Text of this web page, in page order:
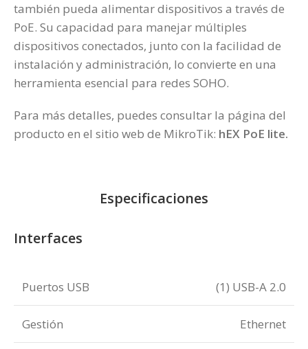
también pueda alimentar dispositivos a través de
PoE. Su capacidad para manejar múltiples
dispositivos conectados, junto con la facilidad de
instalación y administración, lo convierte en una
herramienta esencial para redes SOHO.
Para más detalles, puedes consultar la página del
producto en el sitio web de MikroTik: hEX PoE lite.
Especificaciones
Interfaces
Puertos USB (1) USB-A 2.0
Gestión Ethernet